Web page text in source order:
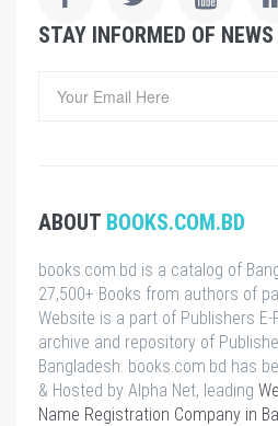
STAY INFORMED OF
ABOUT BOOKS.COM.BD
books.com.bd is a catalog of
27,500+ Books from authors of
Website is a part of Publishers
archive and repository of
Bangladesh. books.com.bd has
& Hosted by Alpha Net, leading
Name Registration Company in